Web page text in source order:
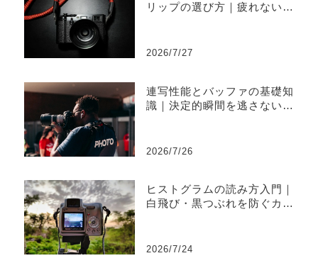
リップの選び方｜疲れないカ
2026/7/27
連写性能とバッファの基礎知
識｜決定的瞬間を逃さないカ
2026/7/26
ヒストグラムの読み方入門｜
白飛び・黒つぶれを防ぐカメ
2026/7/24